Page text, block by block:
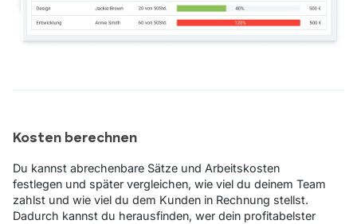
Kosten berechnen
Du kannst abrechenbare Sätze und Arbeitskosten
festlegen und später vergleichen, wie viel du deinem Team
zahlst und wie viel du dem Kunden in Rechnung stellst.
Dadurch kannst du herausfinden, wer dein profitabelster